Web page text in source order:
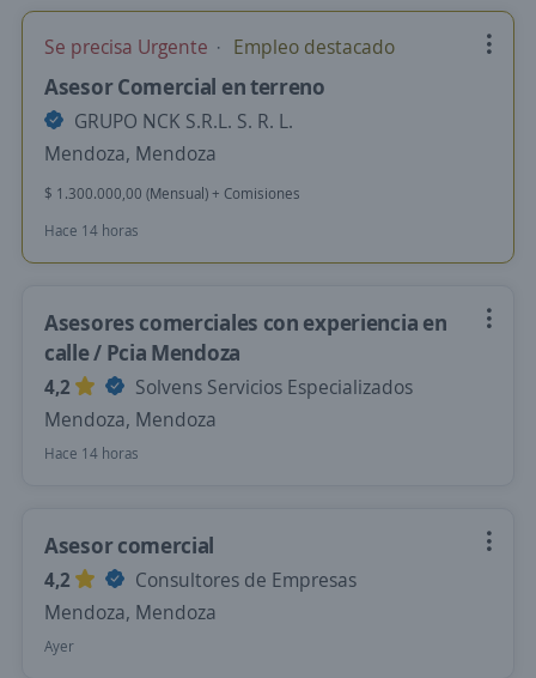
Se precisa Urgente Empleo destacado
Asesor Comercial en terreno
GRUPO NCK S.R.L. S. R. L.
Mendoza, Mendoza
$ 1.300.000,00 (Mensual) + Comisiones
Hace 14 horas
Asesores comerciales con experiencia en
calle / Pcia Mendoza
4,2
Solvens Servicios Especializados
Mendoza, Mendoza
Hace 14 horas
Asesor comercial
4,2
Consultores de Empresas
Mendoza, Mendoza
Ayer